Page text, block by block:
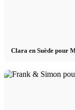
Clara en Suède pour